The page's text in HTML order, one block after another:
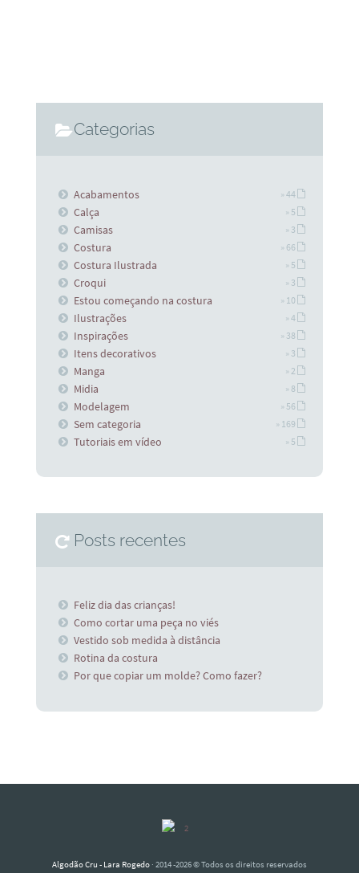
Categorias
Acabamentos » 44
Calça » 5
Camisas » 3
Costura » 66
Costura Ilustrada » 5
Croqui » 3
Estou começando na costura » 10
Ilustrações » 4
Inspirações » 38
Itens decorativos » 3
Manga » 2
Midia » 8
Modelagem » 56
Sem categoria » 169
Tutoriais em vídeo » 5
Posts recentes
Feliz dia das crianças!
Como cortar uma peça no viés
Vestido sob medida à distância
Rotina da costura
Por que copiar um molde? Como fazer?
Algodão Cru - Lara Rogedo · 2014 -2026 © Todos os direitos reservados